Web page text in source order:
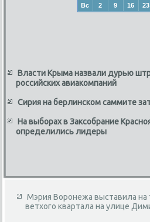
Вс
2 9 16 23
Власти Крыма назвали дурью
российских авиакомпаний
Сирия на берлинском саммите
На выборах в Заксобрание
определились лидеры
Мэрия Воронежа выставила на
ветхого квартала на улице